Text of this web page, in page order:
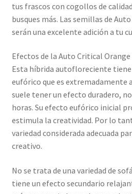
tus frascos con cogollos de
busques más. Las semillas de
serán una excelente adición a tu
Efectos de la Auto Critical Orange
Esta híbrida autofloreciente
eufórico que es extremadamente
suele tener un efecto duradero,
horas. Su efecto eufórico inicial
estimula la creatividad. Por lo
variedad considerada adecuada
creativo.
No se trata de una variedad de
tiene un efecto secundario